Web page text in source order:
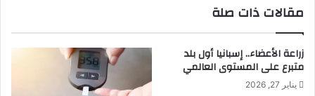
مقالات ذات صلة
زراعة الأعضاء.. إسبانيا أول بلد
متبرع على المستوى العالمي
يناير 27, 2026